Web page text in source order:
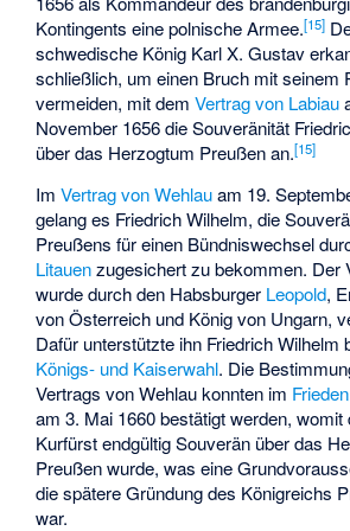
Kontingents eine polnische Armee.[15]
schwedische König Karl X. Gustav
schließlich, um einen Bruch mit seinem
vermeiden, mit demVertrag von Labiau
November 1656 die Souveränität
über das Herzogtum Preußen an.[15]
ImVertrag von Wehlauam 19.
gelang es Friedrich Wilhelm, die
Preußens für einen Bündniswechsel
Litauenzugesichert zu bekommen. Der
wurde durch den Habsburger Leopold,
von Österreich und König von Ungarn,
Dafür unterstützte ihn Friedrich Wilhelm
Königs- und Kaiserwahl. Die
Vertrags von Wehlau konnten im
am 3. Mai 1660 bestätigt werden, womit
Kurfürst endgültig Souverän über das
Preußen wurde, was eine
die spätere Gründung des Königreichs
war.